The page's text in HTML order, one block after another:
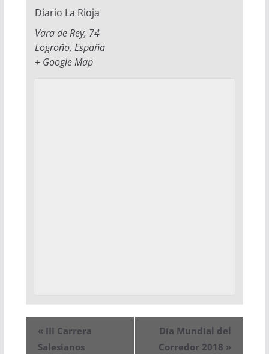
Diario La Rioja
Vara de Rey, 74
Logroño, España
+ Google Map
« III Carrera
Salesianos
Día Mundial del
Corredor 2018 »